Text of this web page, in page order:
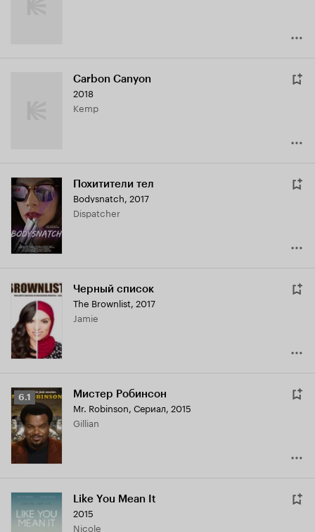
Carbon Canyon
2018
Kemp
Похитители тел
Bodysnatch, 2017
Dispatcher
Черный список
The Brownlist, 2017
Jamie
Рейтинг
Кинопоиска
6.1
6.1 Мистер Робинсон
Mr. Robinson, Сериал, 2015
Gillian
Like You Mean It
2015
Nicole